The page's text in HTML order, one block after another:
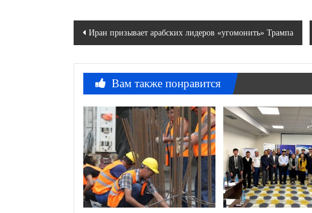
Навигация
записям
Иран призывает арабских лидеров «угомонить» Трампа
Вам также понравится